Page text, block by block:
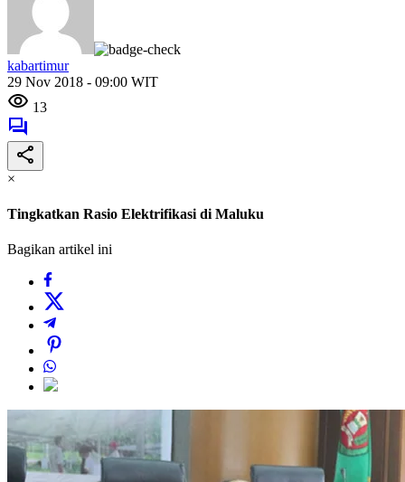
kabartimur
29 Nov 2018 - 09:00 WIT
13
×
Tingkatkan Rasio Elektrifikasi di Maluku
Bagikan artikel ini